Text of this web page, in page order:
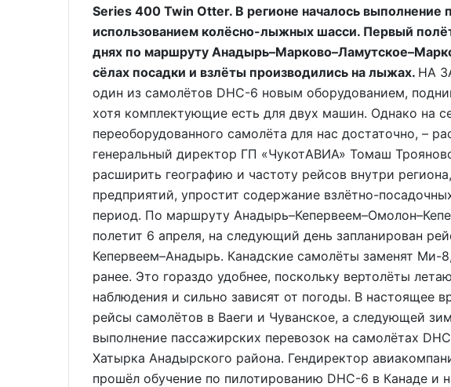
Series 400 Twin Otter. В регионе началось выполнение
использованием колёсно-лыжных шасси. Первый
днях по маршруту
сёлах посадки и взлёты производились на лыжах. НА
один из самолётов DHC-6 новым оборудованием,
хотя комплектующие есть для двух машин. Однако на
переоборудованного самолёта для нас достаточно, –
генеральный директор ГП «ЧукотАВИА» Томаш
расширить географию и частоту рейсов внутри
предприятий, упростит содержание взлётно-
период. По маршруту
полетит 6 апреля, на следующий день запланирован
Кепервеем–Анадырь. Канадские самолёты заменят
ранее. Это гораздо удобнее, поскольку вертолёты
наблюдения и сильно зависят от погоды. В настоящее
рейсы самолётов в Ваеги и Чуванское, а следующей
выполнение пассажирских перевозок на самолётах
Хатырка Анадырского района. Гендиректор
прошёл обучение по пилотированию DHC-6 в Канаде и